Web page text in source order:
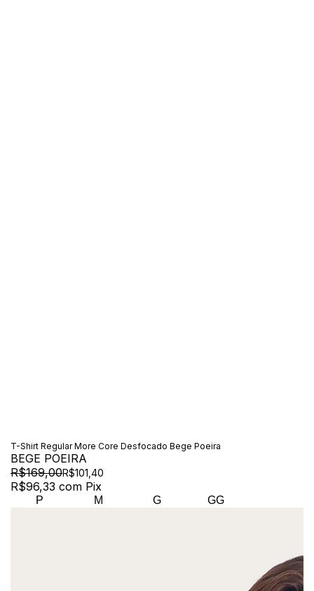
T-Shirt Regular More Core Desfocado Bege Poeira
BEGE POEIRA
R$169,00R$101,40
R$96,33 com Pix
P M G GG